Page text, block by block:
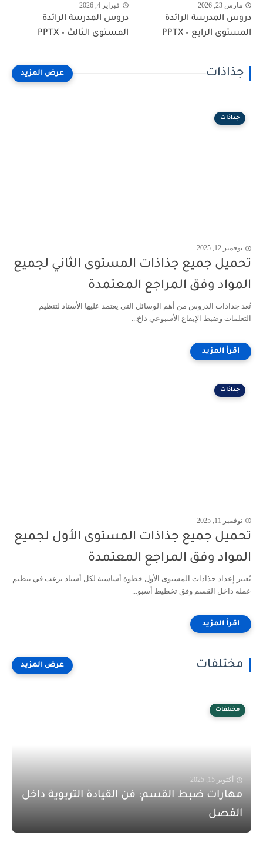
مارس 23, 2026
دروس المدرسة الرائدة
المستوى الرابع – PPTX
فبراير 4, 2026
دروس المدرسة الرائدة
المستوى الثالث – PPTX
جذاذات
جذاذات
نوفمبر 12, 2025
تحميل جميع جذاذات المستوى الثاني لجميع
المواد وفق المراجع المعتمدة
تُعد جذاذات الدروس من أهم الوسائل التي يعتمد عليها الأستاذ لتنظيم
التعلمات وضبط الإيقاع الأسبوعي داخ...
جذاذات
نوفمبر 11, 2025
تحميل جميع جذاذات المستوى الأول لجميع
المواد وفق المراجع المعتمدة
يُعتبر إعداد جذاذات المستوى الأول خطوة أساسية لكل أستاذ يرغب في تنظيم
عمله داخل القسم وفق تخطيط أسبو...
مختلفات
مختلفات
أكتوبر 15, 2025
مهارات ضبط القسم: فن القيادة التربوية داخل
الفصل